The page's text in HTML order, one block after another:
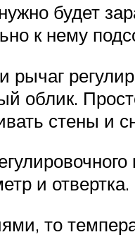
будет
к нему
облик.
стены и
и отвертка.
то